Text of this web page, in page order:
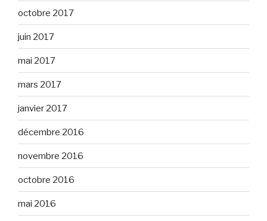
octobre 2017
juin 2017
mai 2017
mars 2017
janvier 2017
décembre 2016
novembre 2016
octobre 2016
mai 2016